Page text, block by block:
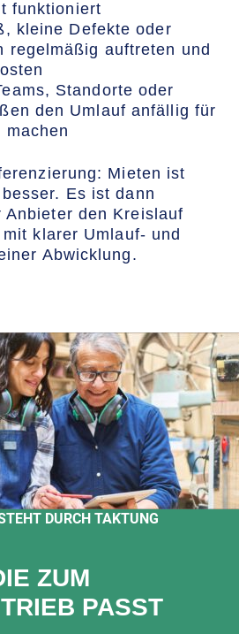
funktioniert
kleine Defekte oder
regelmäßig auftreten und
Standorte oder
den Umlauf anfällig für
machen
Mieten ist
Es ist dann
den Kreislauf
klarer Umlauf- und
Abwicklung.
DURCH TAKTUNG
ZUM
PASST